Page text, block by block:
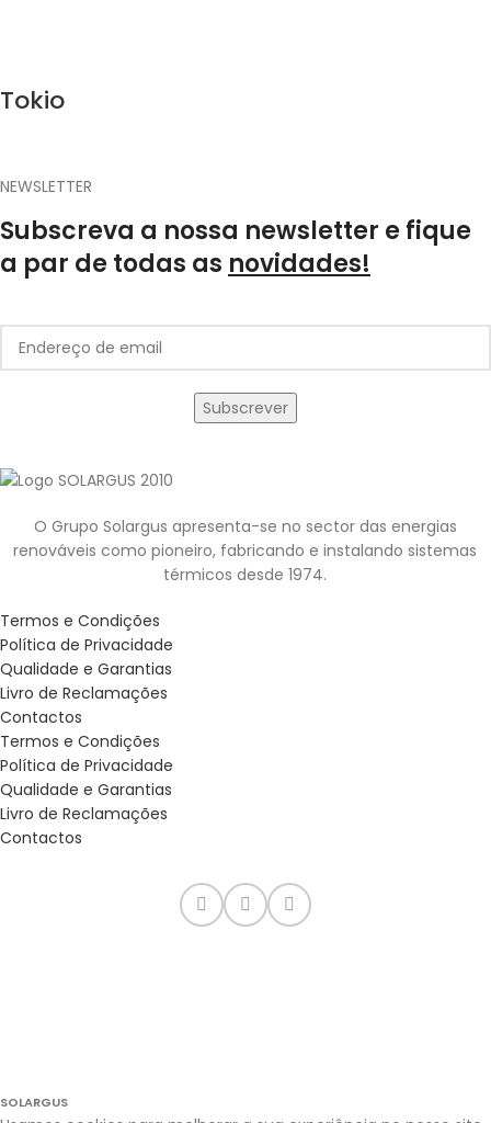
Tokio
NEWSLETTER
Subscreva a nossa newsletter e fique
a par de todas as novidades!
O Grupo Solargus apresenta-se no sector das energias
renováveis como pioneiro, fabricando e instalando sistemas
térmicos desde 1974.
Termos e Condições
Política de Privacidade
Qualidade e Garantias
Livro de Reclamações
Contactos
Termos e Condições
Política de Privacidade
Qualidade e Garantias
Livro de Reclamações
Contactos
SOLARGUS